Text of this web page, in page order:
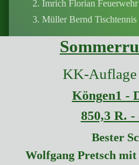
2. Imrich Florian
3. Müller Bernd Tischtennis
Damenklasse Einzel
1. Essig Kerstin Ev.
2. Roos Jana Musikverein 1
3. Blankenhorn Michaela
Jugendklasse Einzel
1. Schiegl Amelie Ev.
KK-Auflage
Köngen1 -
850,3 R. -
Bester
Wolfgang Pretsch mit